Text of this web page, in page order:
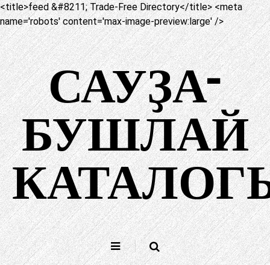
<title>feed &#8211; Trade-Free Directory</title> <meta
name='robots' content='max-image-preview:large' />
Йөкмәткегә
һикерегеҙ
САУҘА-
БУШЛАЙ